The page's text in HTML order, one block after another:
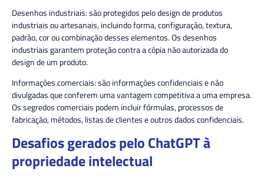
Desenhos industriais:são protegidos pelo design de produtos
industriais ou artesanais, incluindo forma, configuração, textura,
padrão, cor ou combinação desses elementos. Os desenhos
industriais garantem proteção contra a cópia não autorizada do
design de um produto.
Informações comerciais:são informações confidenciais e não
divulgadas que conferem uma vantagem competitiva a uma empresa.
Os segredos comerciais podem incluir fórmulas, processos de
fabricação, métodos, listas de clientes e outros dados confidenciais.
Desafios gerados pelo ChatGPT à
propriedade intelectual